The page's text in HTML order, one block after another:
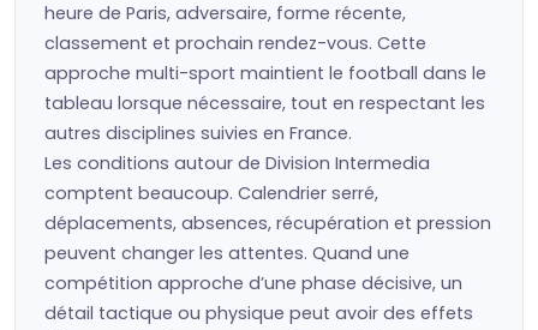
heure de Paris, adversaire, forme récente,
classement et prochain rendez-vous. Cette
approche multi-sport maintient le football dans le
tableau lorsque nécessaire, tout en respectant les
autres disciplines suivies en France.
Les conditions autour de Division Intermedia
comptent beaucoup. Calendrier serré,
déplacements, absences, récupération et pression
peuvent changer les attentes. Quand une
compétition approche d’une phase décisive, un
détail tactique ou physique peut avoir des effets